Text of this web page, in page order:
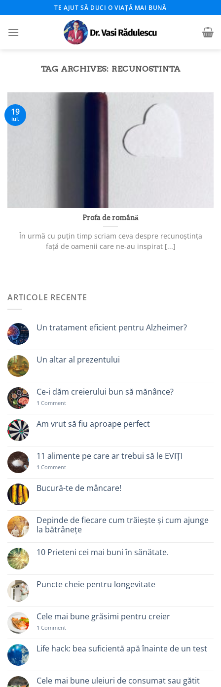
to
content
TE AJUT SĂ DUCI O VIAȚĂ MAI BUNĂ
TAG ARCHIVES: RECUNOSTINTA
Profa de română
În urmă cu puțin timp scriam ceva despre recunoștința
față de oamenii care ne-au inspirat [...]
19
iul.
ARTICOLE RECENTE
Un tratament eficient pentru Alzheimer?
Un altar al prezentului
Ce-i dăm creierului bun să mănânce?
1 Comment
Am vrut să fiu aproape perfect
11 alimente pe care ar trebui să le EVIȚI
1 Comment
Bucură-te de mâncare!
Depinde de fiecare cum trăiește și cum ajunge
la bătrânețe
10 Prieteni cei mai buni în sănătate.
Puncte cheie pentru longevitate
Cele mai bune grăsimi pentru creier
1 Comment
Life hack: bea suficientă apă înainte de un test
Cele mai bune uleiuri de consumat sau gătit